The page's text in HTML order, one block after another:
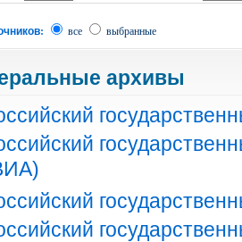
все выбранные
архивы